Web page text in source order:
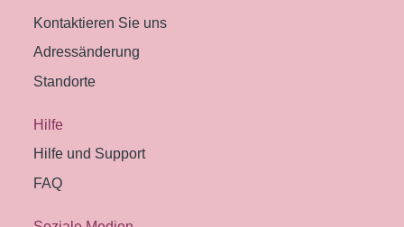
Kontaktieren Sie uns
Adressänderung
Standorte
Hilfe
Hilfe und Support
FAQ